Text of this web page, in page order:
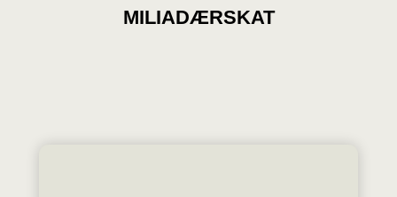
MILIADÆRSKAT